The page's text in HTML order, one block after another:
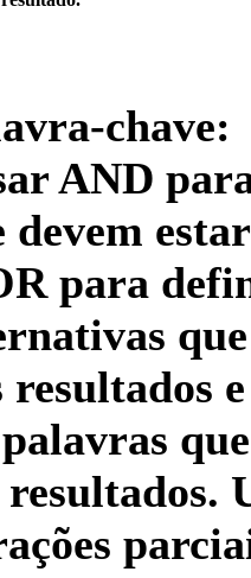
chave:
AND
devem
para
resultados
resultados.